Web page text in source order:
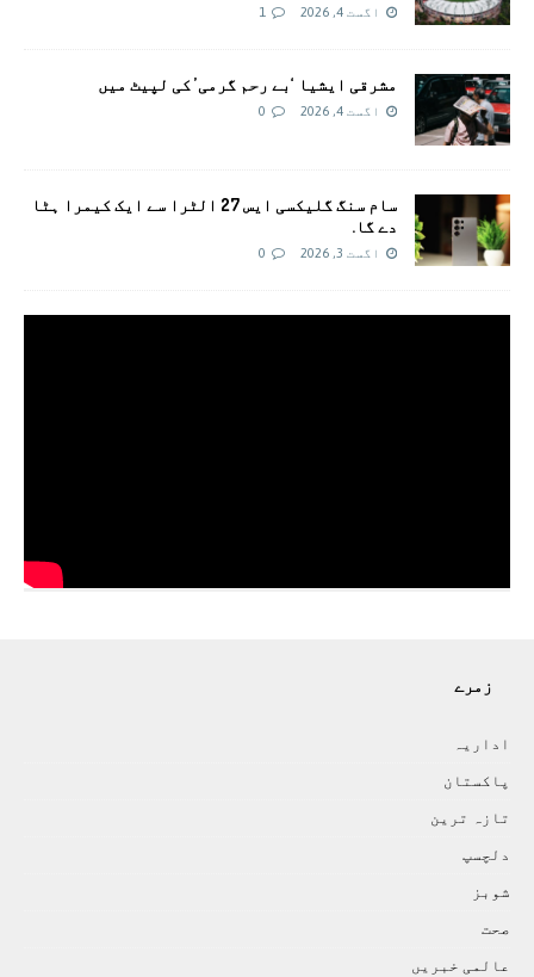
اگست 4, 2026 1
مشرقی ایشیا ‘بے رحم گرمی’ کی لپیٹ میں
اگست 4, 2026 0
سام سنگ گلیکسی ایس 27 الٹرا سے ایک کیمرا ہٹا
دے گا.
اگست 3, 2026 0
زمرے
اداريہ
پاکستان
تازہ ترين
دلچسپ
شوبز
صحت
عالمی خبريں